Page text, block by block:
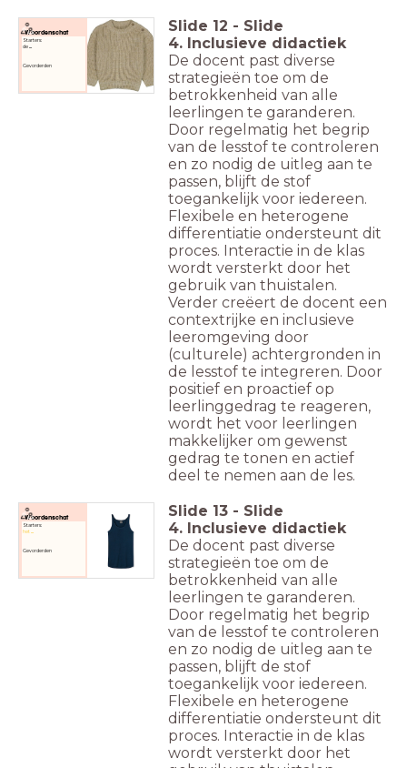
Woordenschat
Starters:
de
Gevorderden
Slide 12 - Slide
4. Inclusieve didactiek
De docent past diverse
strategieën toe om de
betrokkenheid van alle
leerlingen te garanderen.
Door regelmatig het begrip
van de lesstof te controleren
en zo nodig de uitleg aan te
passen, blijft de stof
toegankelijk voor iedereen.
Flexibele en heterogene
differentiatie ondersteunt dit
proces. Interactie in de klas
wordt versterkt door het
gebruik van thuistalen.
Verder creëert de docent een
contextrijke en inclusieve
leeromgeving door
(culturele) achtergronden in
de lesstof te integreren. Door
positief en proactief op
leerlinggedrag te reageren,
wordt het voor leerlingen
makkelijker om gewenst
gedrag te tonen en actief
deel te nemen aan de les.
Woordenschat
Starters:
het
Gevorderden
Slide 13 - Slide
4. Inclusieve didactiek
De docent past diverse
strategieën toe om de
betrokkenheid van alle
leerlingen te garanderen.
Door regelmatig het begrip
van de lesstof te controleren
en zo nodig de uitleg aan te
passen, blijft de stof
toegankelijk voor iedereen.
Flexibele en heterogene
differentiatie ondersteunt dit
proces. Interactie in de klas
wordt versterkt door het